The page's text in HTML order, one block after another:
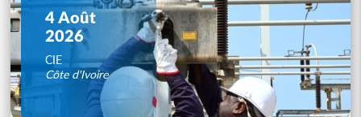
4 Août
2026
CIE
Côte d'Ivoire